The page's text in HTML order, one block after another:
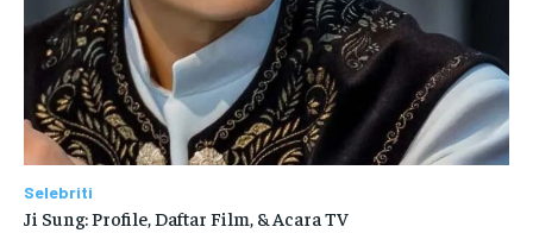
Selebriti
Ji Sung: Profile, Daftar Film, & Acara TV